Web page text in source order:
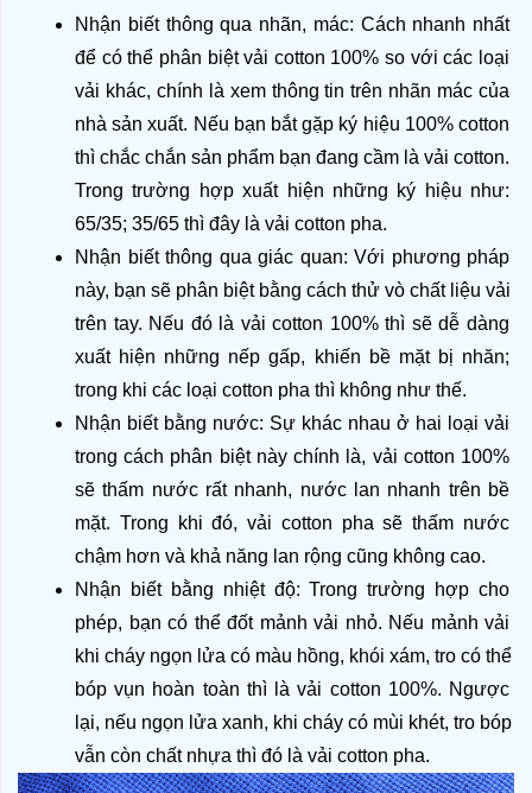
Nhận biết thông qua nhãn, mác: Cách nhanh nhất
để có thể phân biệt vải cotton 100% so với các loại
vải khác, chính là xem thông tin trên nhãn mác của
nhà sản xuất. Nếu bạn bắt gặp ký hiệu 100% cotton
thì chắc chắn sản phẩm bạn đang cầm là vải cotton.
Trong trường hợp xuất hiện những ký hiệu như:
65/35; 35/65 thì đây là vải cotton pha.
Nhận biết thông qua giác quan: Với phương pháp
này, bạn sẽ phân biệt bằng cách thử vò chất liệu vải
trên tay. Nếu đó là vải cotton 100% thì sẽ dễ dàng
xuất hiện những nếp gấp, khiến bề mặt bị nhăn;
trong khi các loại cotton pha thì không như thế.
Nhận biết bằng nước: Sự khác nhau ở hai loại vải
trong cách phân biệt này chính là, vải cotton 100%
sẽ thấm nước rất nhanh, nước lan nhanh trên bề
mặt. Trong khi đó, vải cotton pha sẽ thấm nước
chậm hơn và khả năng lan rộng cũng không cao.
Nhận biết bằng nhiệt độ: Trong trường hợp cho
phép, bạn có thể đốt mảnh vải nhỏ. Nếu mảnh vải
khi cháy ngọn lửa có màu hồng, khói xám, tro có thể
bóp vụn hoàn toàn thì là vải cotton 100%. Ngược
lại, nếu ngọn lửa xanh, khi cháy có mùi khét, tro bóp
vẫn còn chất nhựa thì đó là vải cotton pha.